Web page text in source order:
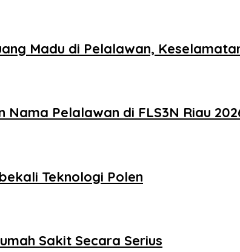
Madu di Pelalawan,
Pelalawan di FLS3N Riau
Teknologi Polen
Sakit Secara Serius